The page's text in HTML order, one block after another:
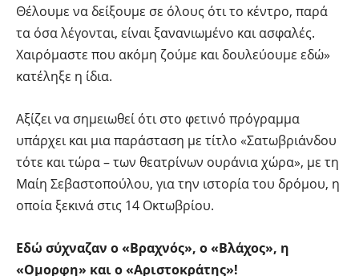
Θέλουμε να δείξουμε σε όλους ότι το κέντρο, παρά
τα όσα λέγονται, είναι ξανανιωμένο και ασφαλές.
Χαιρόμαστε που ακόμη ζούμε και δουλεύουμε εδώ»
κατέληξε η ίδια.
Αξίζει να σημειωθεί ότι στο φετινό πρόγραμμα
υπάρχει και μια παράσταση με τίτλο «Σατωβριάνδου
τότε και τώρα – των θεατρίνων ουράνια χώρα», με τη
Μαίη Σεβαστοπούλου, για την ιστορία του δρόμου, η
οποία ξεκινά στις 14 Οκτωβρίου.
Εδώ σύχναζαν ο «Βραχνός», ο «Βλάχος», η
«Ομορφη» και ο «Αριστοκράτης»!